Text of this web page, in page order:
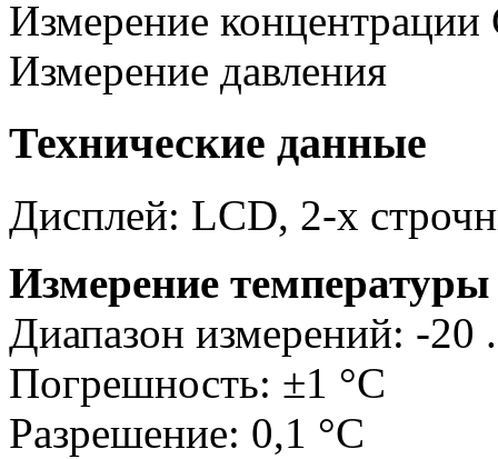
Измерение концентрации
Измерение давления
Технические данные
Дисплей: LCD, 2-х
Измерение
Диапазон измерений: -20
Погрешность: ±1 °C
Разрешение: 0,1 °C